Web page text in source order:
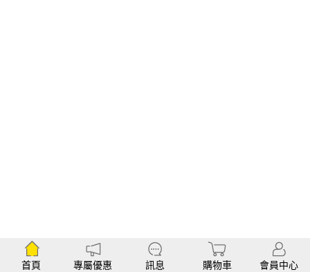
首頁 專屬優惠 訊息 購物車 會員中心